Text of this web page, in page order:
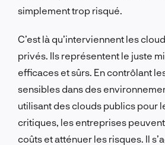
simplement trop risqué.
C’est là qu’interviennent les
privés. Ils représentent le juste
efficaces et sûrs. En contrôlant
sensibles dans des
utilisant des clouds publics pour
critiques, les entreprises
coûts et atténuer les risques. Il